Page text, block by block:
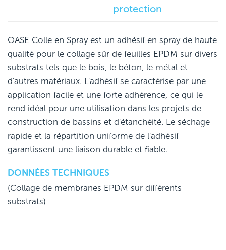
protection
OASE Colle en Spray est un adhésif en spray de haute
qualité pour le collage sûr de feuilles EPDM sur divers
substrats tels que le bois, le béton, le métal et
d'autres matériaux. L'adhésif se caractérise par une
application facile et une forte adhérence, ce qui le
rend idéal pour une utilisation dans les projets de
construction de bassins et d'étanchéité. Le séchage
rapide et la répartition uniforme de l'adhésif
garantissent une liaison durable et fiable.
DONNÉES TECHNIQUES
(Collage de membranes EPDM sur différents
substrats)